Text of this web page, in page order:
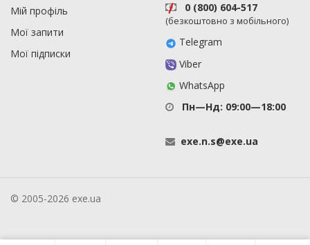
Мій профіль
Мої запити
Мої підписки
0 (800) 604-517
(безкоштовно з мобільного)
Telegram
Viber
WhatsApp
Пн—Нд: 09:00—18:00
exe.n.s@exe.ua
© 2005-2026 exe.ua